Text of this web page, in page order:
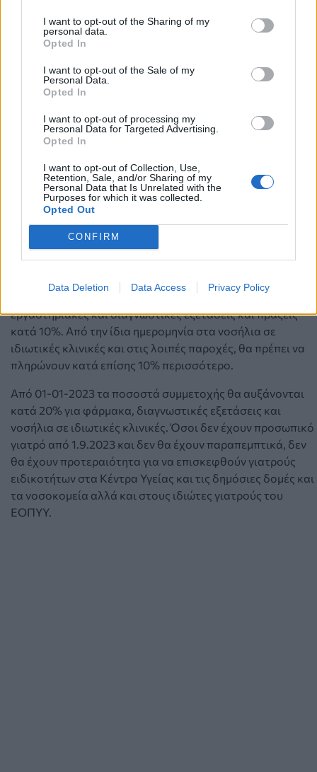
I want to opt-out of the Sharing of my
personal data.
Opted In
I want to opt-out of the Sale of my
Personal Data.
Opted In
I want to opt-out of processing my
Personal Data for Targeted Advertising.
Opted In
I want to opt-out of Collection, Use,
Retention, Sale, and/or Sharing of my
Personal Data that Is Unrelated with the
Purposes for which it was collected.
Opted Out
CONFIRM
Data Deletion Data Access Privacy Policy
Οι ποινές
Γιατί οι πολίτες δεν πρέπει να το παραλείψουν
Οι πολίτες θα πρέπει να αρχίσουν να επιλέγουν για να
εγγραφούν στο σύστημα. Και αυτό προκειμένου να
αυξημένη συμμετοχή σε φάρμακα, σε διαγνωστικές
εξετάσεις και σε νοσηλείες στον ιδιωτικό τομέα.
Με βάση το νόμο προβλέπεται:
Από την 01-10-2022 θα έχουν πρόσθετη συμμετοχή στη
φαρμακευτική δαπάνη όσοι δεν είναι εγγεγραμμένοι σε
Προσωπικό Ιατρό, κατά ποσοστό 10%, επιπλέον του
καθορισμένου κατά περίπτωση ποσοστού συμμετοχής
Από την 01-10-2022 θα έχουν πρόσθετη συμμετοχή στις
εργαστηριακές και διαγνωστικές εξετάσεις και πράξεις
κατά 10%. Από την ίδια ημερομηνία στα νοσήλια σε
ιδιωτικές κλινικές και στις λοιπές παροχές, θα πρέπει να
πληρώνουν κατά επίσης 10% περισσότερο.
Από 01-01-2023 τα ποσοστά συμμετοχής θα αυξάνονται
κατά 20% για φάρμακα, διαγνωστικές εξετάσεις και
νοσήλια σε ιδιωτικές κλινικές. Όσοι δεν έχουν προσωπικό
γιατρό από 1.9.2023 και δεν θα έχουν παραπεμπτικά, δεν
θα έχουν προτεραιότητα για να επισκεφθούν γιατρούς
ειδικοτήτων στα Κέντρα Υγείας και τις δημόσιες δομές και
τα νοσοκομεία αλλά και στους ιδιώτες γιατρούς του
ΕΟΠΥΥ.